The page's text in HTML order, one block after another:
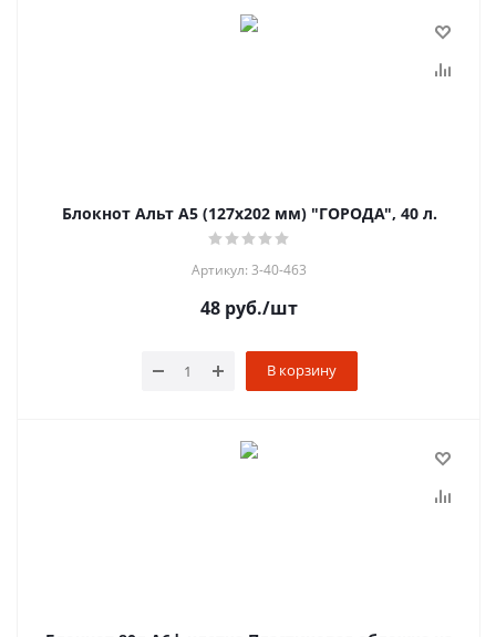
Блокнот Альт А5 (127х202 мм) "ГОРОДА", 40 л.
Артикул: 3-40-463
48 руб./шт
В корзину